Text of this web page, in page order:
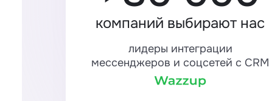
компаний выбирают нас
лидеры интеграции
мессенджеров и соцсетей с CRM